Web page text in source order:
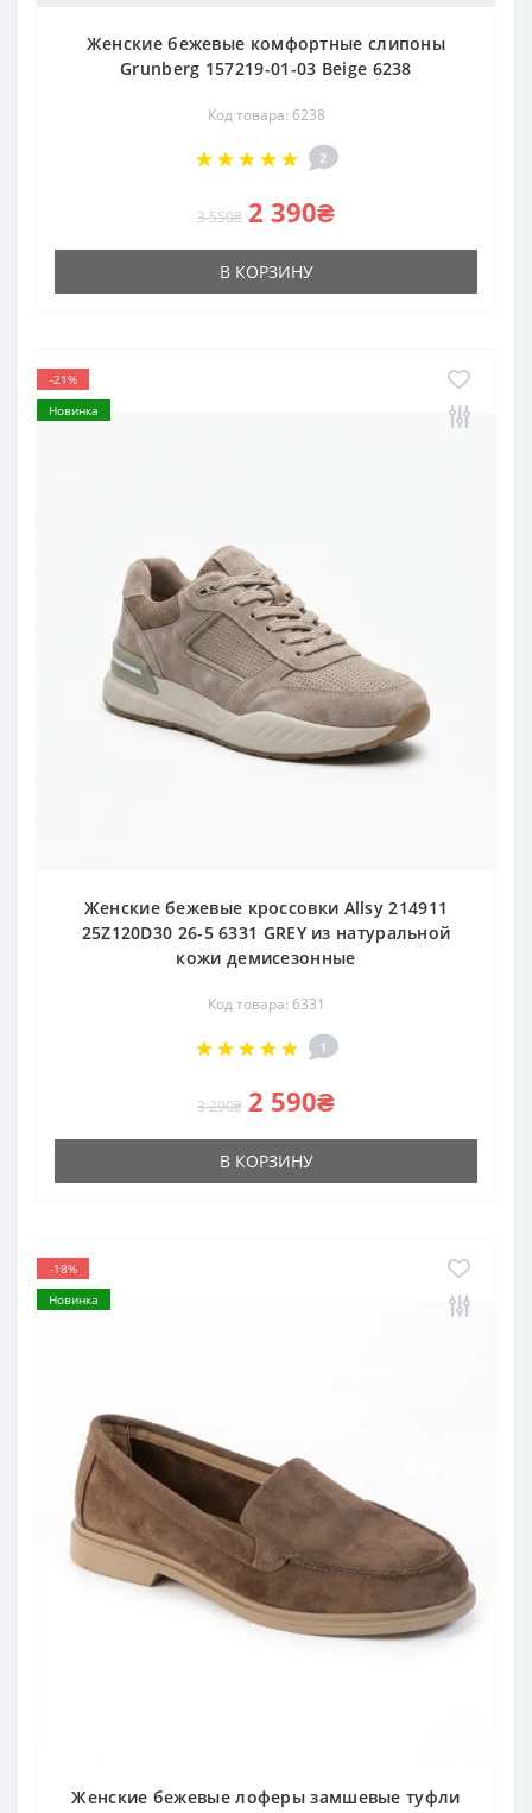
Женские бежевые комфортные слипоны
Grunberg 157219-01-03 Beige 6238
Код товара: 6238
2
3 550₴ 2 390₴
В КОРЗИНУ
-21%
Новинка
Женские бежевые кроссовки Allsy 214911
25Z120D30 26-5 6331 GREY из натуральной
кожи демисезонные
Код товара: 6331
1
3 290₴ 2 590₴
В КОРЗИНУ
-18%
Новинка
Женские бежевые лоферы замшевые туфли